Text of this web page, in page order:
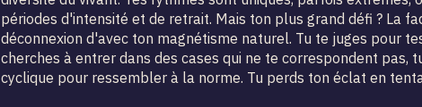
périodes d'intensité et de retrait. Mais ton plus grand défi ? La
déconnexion d'avec ton magnétisme naturel. Tu te juges pour
cherches à entrer dans des cases qui ne te correspondent pas,
cyclique pour ressembler à la norme. Tu perds ton éclat en